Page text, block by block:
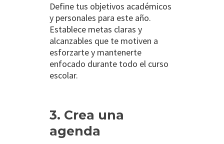
Define tus objetivos académicos
y personales para este año.
Establece metas claras y
alcanzables que te motiven a
esforzarte y mantenerte
enfocado durante todo el curso
escolar.
3. Crea una
agenda